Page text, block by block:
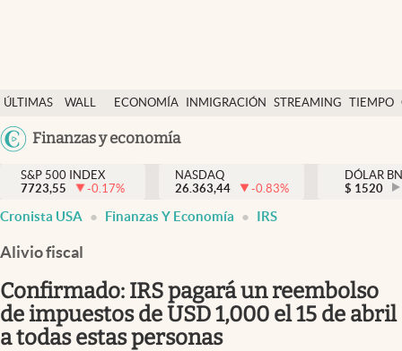
ÚLTIMAS
NOTICIAS
WALL
DÓLAR
ECONOMÍA INMIGRACIÓN STREAMING TIEMPO
México
Finanzas y economía
Finanzas y economía
Wall Street y dólar
Inmigración
Espiritual
Streaming
S&P 500 INDEX
7723,55
-0.17%
NASDAQ
26.363,44
-0.83%
DÓLAR
$ 1520
Cronista USA Finanzas Y Economía IRS
Alivio fiscal
Confirmado: IRS pagará un reembolso
de impuestos de USD 1,000 el 15 de abril
a todas estas personas